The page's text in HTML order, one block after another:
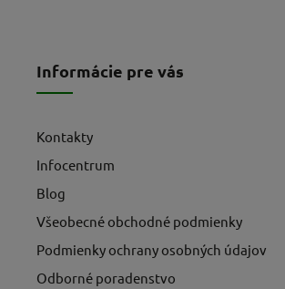
Informácie pre vás
Kontakty
Infocentrum
Blog
Všeobecné obchodné podmienky
Podmienky ochrany osobných údajov
Odborné poradenstvo